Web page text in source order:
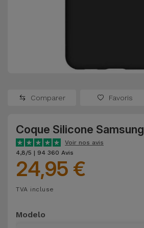
OnePlus
Google
Reconditionnés
Reconditionnés
Consoles de
Jeux
Reconditionnées
Voir
tout
Batteries
Chargeurs
Ecouteurs
et
Enceintes
Montres
Comparer Favoris
Coque Silicone Samsung
Voir nos avis
4,8/5 | 94 360 Avis
24,95 €
TVA incluse
Modelo